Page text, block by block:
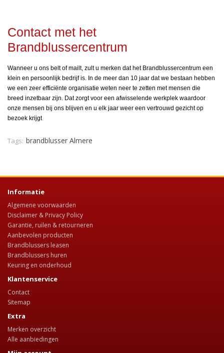
Contact met het
Brandblussercentrum
Wanneer u ons belt of mailt, zult u merken dat het Brandblussercentrum een
klein en persoonlijk bedrijf is. In de meer dan 10 jaar dat we bestaan hebben
we een zeer efficiënte organisatie weten neer te zetten met mensen die
breed inzetbaar zijn. Dat zorgt voor een afwisselende werkplek waardoor
onze mensen bij ons blijven en u elk jaar weer een vertrouwd gezicht op
bezoek krijgt
Tags: brandblusser Almere
Informatie
Algemene voorwaarden
Disclaimer & Privacy Policy
Garantie, ruilen & retourneren
Aanbevolen producten
Brandblussers leasen
Brandblussers huren
Keuring en onderhoud
Klantenservice
Contact
Sitemap
Extra
Merken overzicht
Alle aanbiedingen